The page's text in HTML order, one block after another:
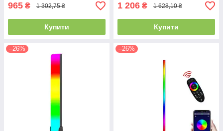
965 ₴ 1 302,75 ₴
Купити
1 206 ₴ 1 628,10 ₴
Купити
–26% –26%